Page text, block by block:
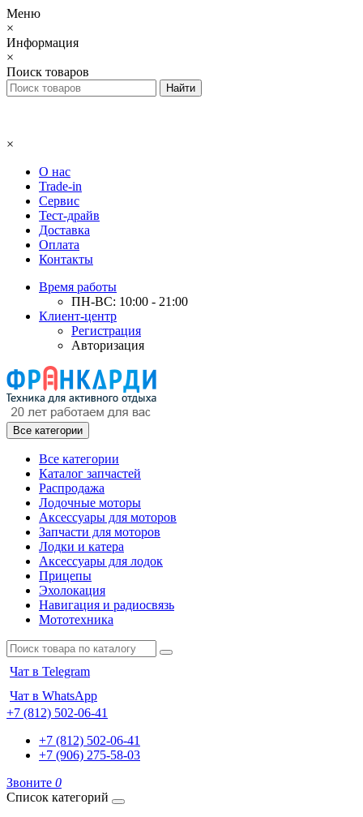
Меню
×
Информация
×
Поиск товаров
×
О нас
Trade-in
Сервис
Тест-драйв
Доставка
Оплата
Контакты
Время работы
ПН-ВС: 10:00 - 21:00
Клиент-центр
Регистрация
Авторизация
Все категории
Все категории
Каталог запчастей
Распродажа
Лодочные моторы
Аксессуары для моторов
Запчасти для моторов
Лодки и катера
Аксессуары для лодок
Прицепы
Эхолокация
Навигация и радиосвязь
Мототехника
Чат в Telegram
Чат в WhatsApp
+7 (812) 502-06-41
+7 (812) 502-06-41
+7 (906) 275-58-03
Звоните 0
Список категорий